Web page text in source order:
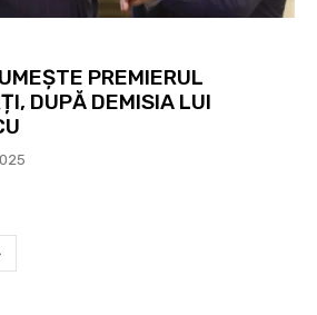
PREMIERUL
DUPĂ DEMISIA LUI